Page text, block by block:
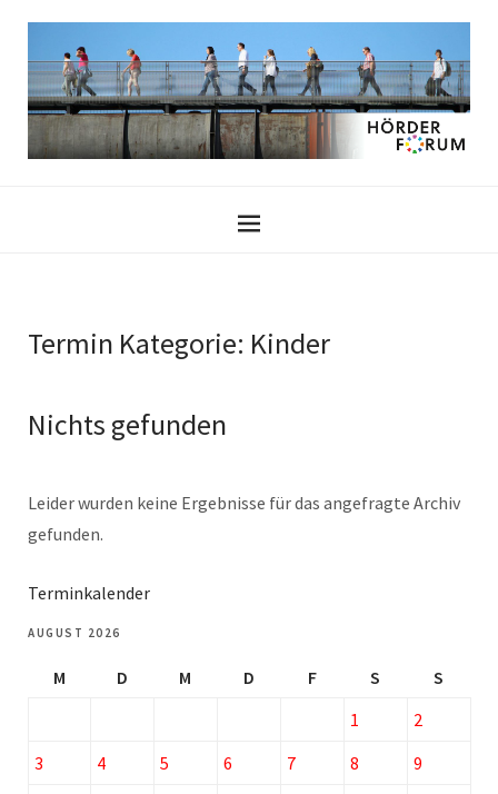
Termin Kategorie: Kinder
Nichts gefunden
Leider wurden keine Ergebnisse für das angefragte Archiv
gefunden.
Terminkalender
AUGUST 2026
M D M D F S
S
1
2
3
4 5 6 7 8
9